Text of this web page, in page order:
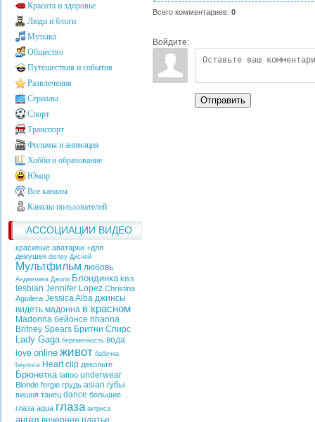
Красота и здоровье
Люди и блоги
Музыка
Общество
Путешествия и события
Развлечения
Сериалы
Спорт
Транспорт
Фильмы и анимация
Хобби и образование
Юмор
Все каналы
Каналы пользователей
АССОЦИАЦИИ ВИДЕО
красивые аватарки +для
девушек disney Дисней
Мультфильм любовь
Анджелина Джоли Блондинка kiss
lesbian Jennifer Lopez Christina
Aguilera Jessica Alba джинсы
видеть мадонна в красном
Madonna бейонсе rihanna
Britney Spears Бритни Спирс
Lady Gaga беременность вода
love online живот бабочка
beyonce Heart clip декольте
Брюнетка tattoo underwear
Blonde fergie грудь asian губы
вишня танец dance большие
глаза aqua глаза актриса
ангел вечернее платье
Всего комментариев: 0
Войдите:
Отправить